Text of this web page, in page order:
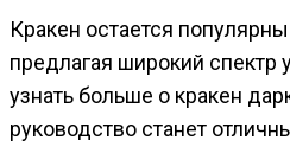
Кракен остается
предлагая широкий спектр
узнать больше о кракен
руководство станет